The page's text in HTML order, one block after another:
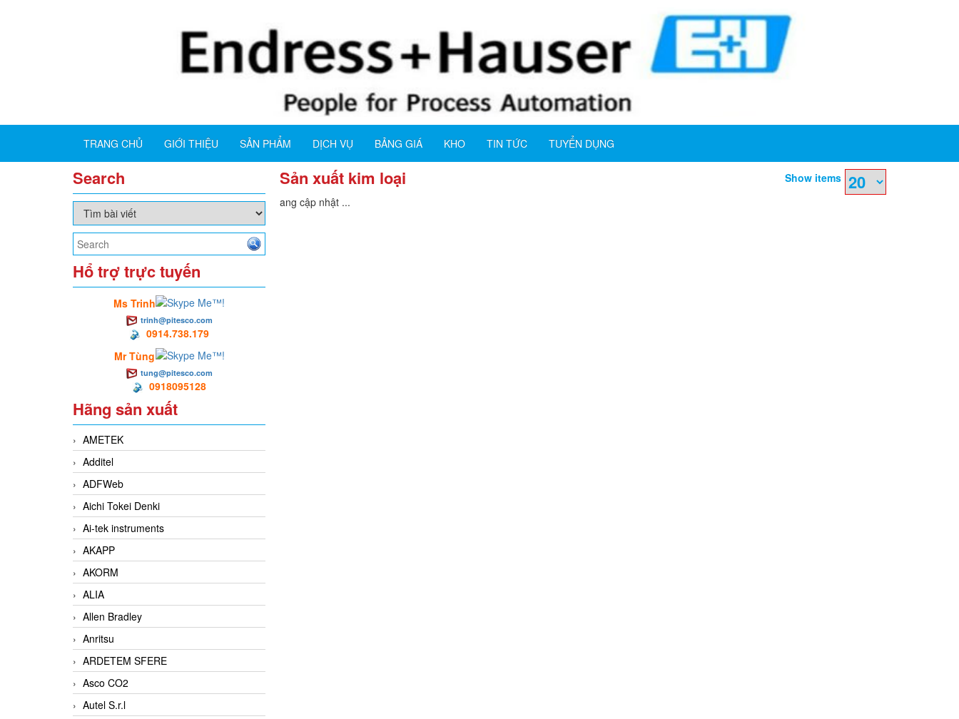
TRANG CHỦ GIỚI THIỆU SẢN PHẨM DỊCH VỤ BẢNG GIÁ KHO TIN TỨC TUYỂN DỤNG
Search
Hổ trợ trực tuyến
Ms Trinh
trinh@pitesco.com
0914.738.179
Mr Tùng
tung@pitesco.com
0918095128
Hãng sản xuất
AMETEK
Additel
ADFWeb
Aichi Tokei Denki
Ai-tek instruments
AKAPP
AKORM
ALIA
Allen Bradley
Anritsu
ARDETEM SFERE
Asco CO2
Autel S.r.l
Sản xuất kim loại
Show items
Đang cập nhật ...